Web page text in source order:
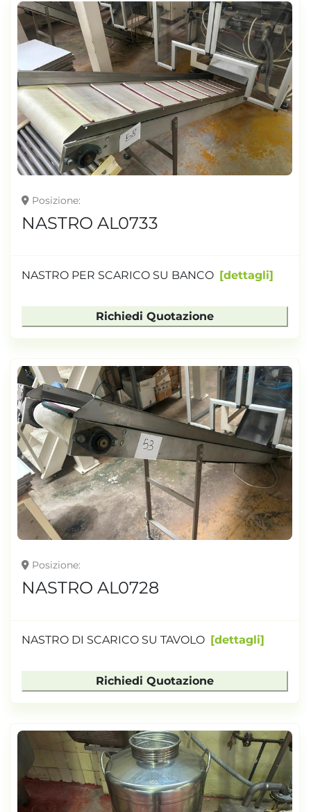
Posizione
NASTRO AL0733
NASTRO PER SCARICO SU BANCO dettagli
Richiedi Quotazione
Posizione
NASTRO AL0728
NASTRO DI SCARICO SU TAVOLO dettagli
Richiedi Quotazione